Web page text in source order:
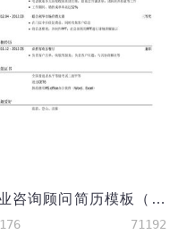
行业咨询顾问简历模板（应届生初级岗位）
176 71192